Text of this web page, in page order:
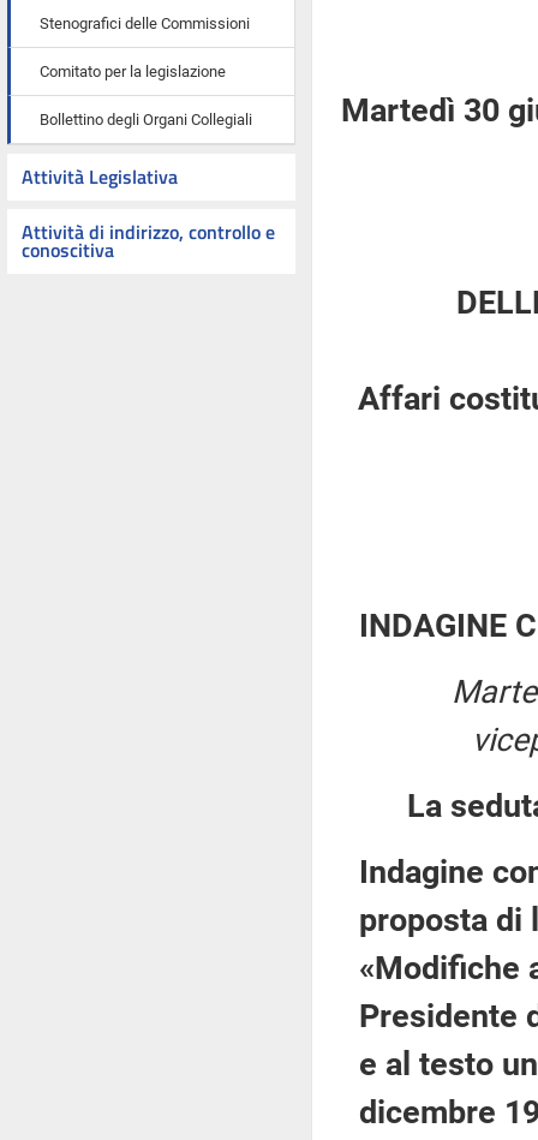
Stenografici delle Commissioni
Comitato per la legislazione
Bollettino degli Organi Collegiali
Attività Legislativa
Attività di indirizzo, controllo e
conoscitiva
Martedì 30
Affari
INDAGINE
La
Indagine
proposta di
«Modifiche
Presidente
e al testo
dicembre